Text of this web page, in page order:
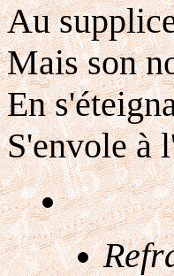
Au
Mais son
En
S'envole à